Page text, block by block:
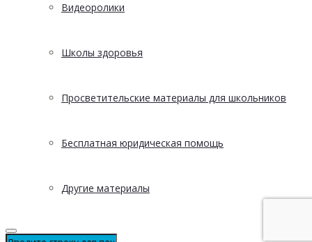
Видеоролики
Школы здоровья
Просветительские материалы для школьников
Бесплатная юридическая помощь
Другие материалы